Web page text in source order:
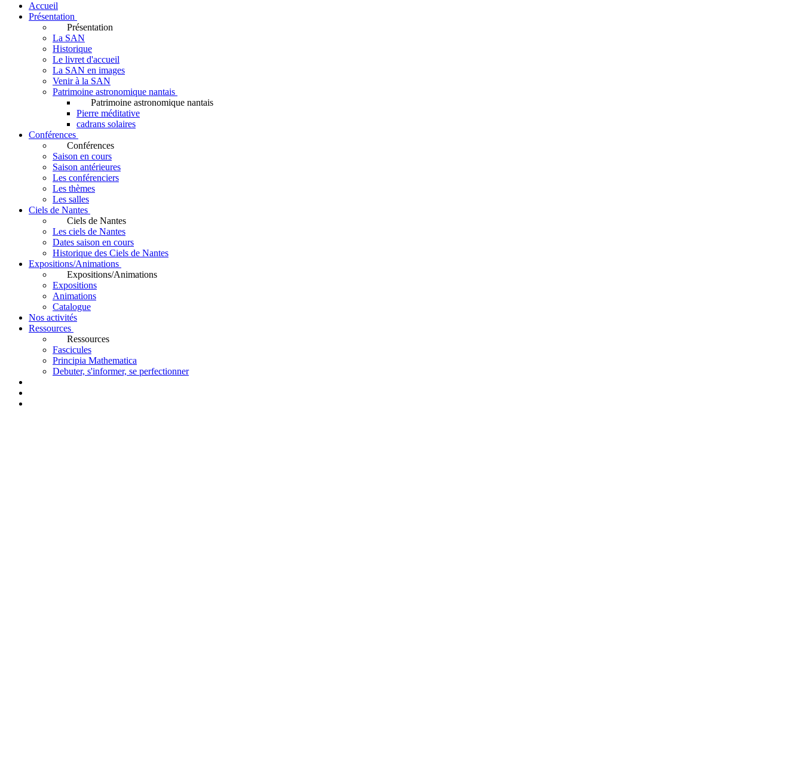
Accueil
Présentation
Présentation
La SAN
Historique
Le livret d'accueil
La SAN en images
Venir à la SAN
Patrimoine astronomique nantais
Patrimoine astronomique nantais
Pierre méditative
cadrans solaires
Conférences
Conférences
Saison en cours
Saison antérieures
Les conférenciers
Les thèmes
Les salles
Ciels de Nantes
Ciels de Nantes
Les ciels de Nantes
Dates saison en cours
Historique des Ciels de Nantes
Expositions/Animations
Expositions/Animations
Expositions
Animations
Catalogue
Nos activités
Ressources
Ressources
Fascicules
Principia Mathematica
Debuter, s'informer, se perfectionner